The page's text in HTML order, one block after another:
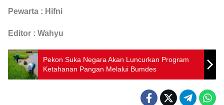
Pewarta : Hifni
Editor : Wahyu
Pekon Suka Negara Akan Luncurkan Program
Ketahanan Pangan Melalui Bumdes